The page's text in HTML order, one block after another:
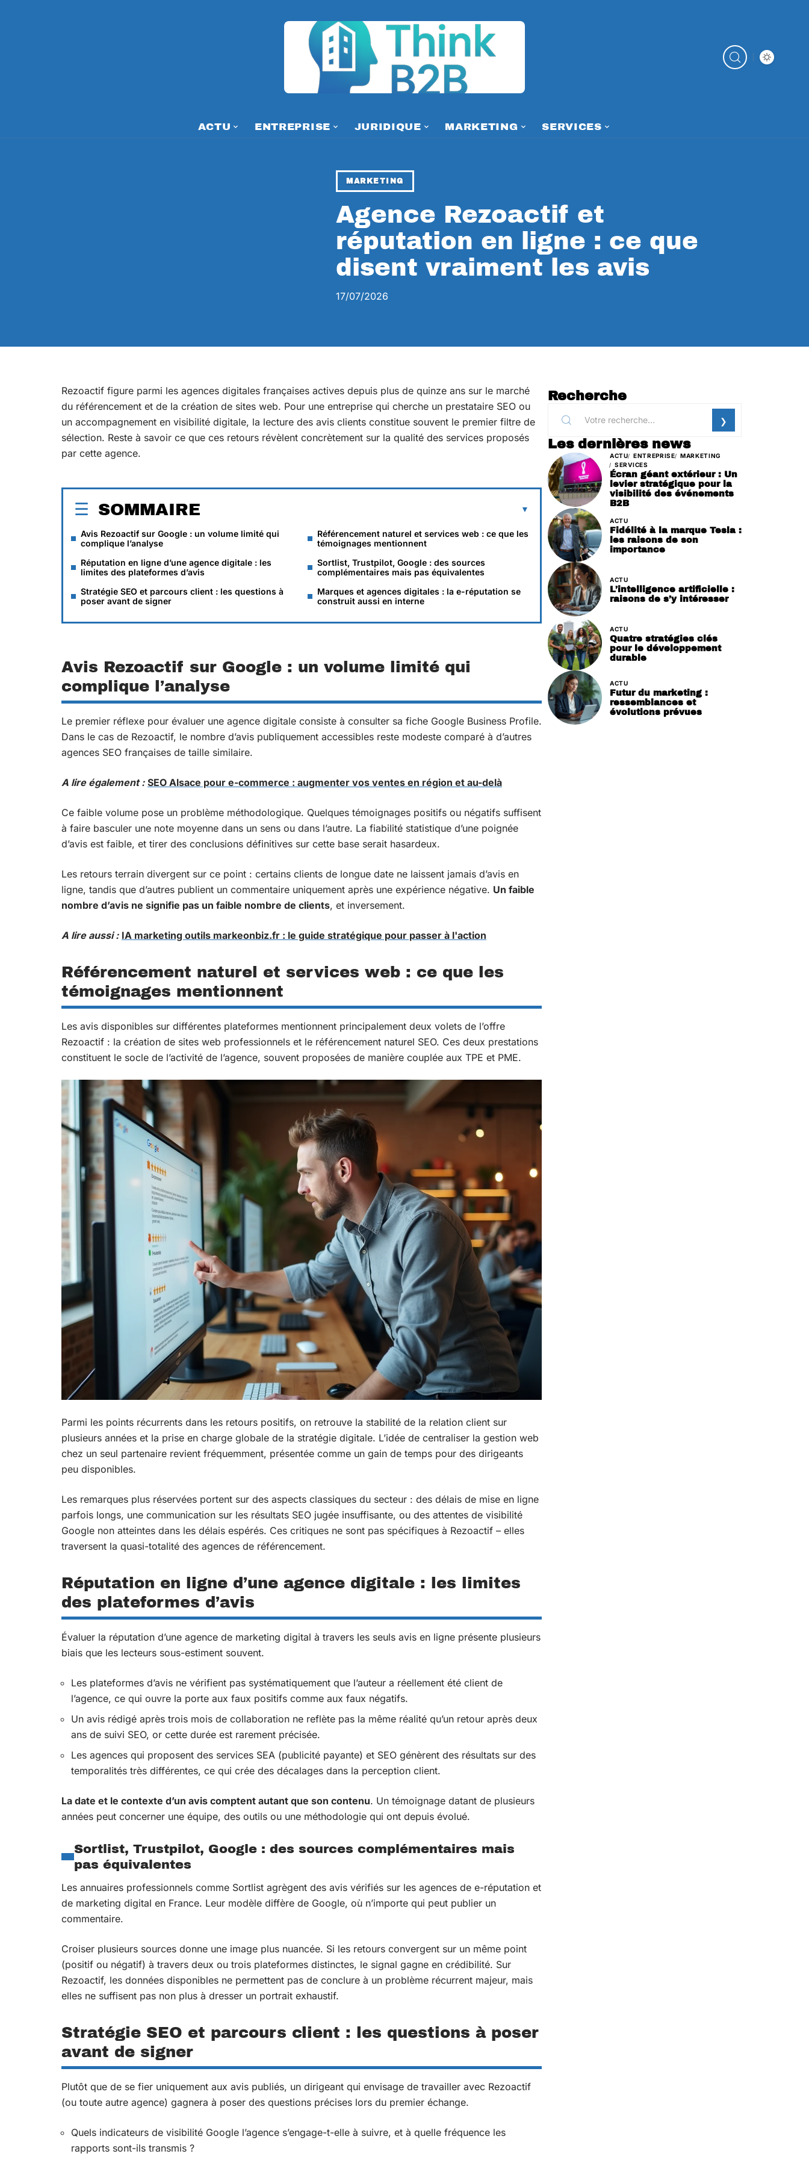
ACTU ENTREPRISE JURIDIQUE MARKETING SERVICES
MARKETING
Agence Rezoactif et
réputation en ligne : ce que
disent vraiment les avis
17/07/2026
Rezoactif figure parmi les agences digitales françaises actives depuis plus de quinze ans sur le marché
du référencement et de la création de sites web. Pour une entreprise qui cherche un prestataire SEO ou
un accompagnement en visibilité digitale, la lecture des avis clients constitue souvent le premier filtre de
sélection. Reste à savoir ce que ces retours révèlent concrètement sur la qualité des services proposés
par cette agence.
SOMMAIRE
Avis Rezoactif sur Google : un volume limité qui
complique l’analyse
Référencement naturel et services web : ce que les
témoignages mentionnent
Réputation en ligne d’une agence digitale : les
limites des plateformes d’avis
Sortlist, Trustpilot, Google : des sources
complémentaires mais pas équivalentes
Stratégie SEO et parcours client : les questions à
poser avant de signer
Marques et agences digitales : la e-réputation se
construit aussi en interne
Avis Rezoactif sur Google : un volume limité qui
complique l’analyse
Le premier réflexe pour évaluer une agence digitale consiste à consulter sa fiche Google Business Profile.
Dans le cas de Rezoactif, le nombre d’avis publiquement accessibles reste modeste comparé à d’autres
agences SEO françaises de taille similaire.
A lire également : SEO Alsace pour e-commerce : augmenter vos ventes en région et au-delà
Ce faible volume pose un problème méthodologique. Quelques témoignages positifs ou négatifs suffisent
à faire basculer une note moyenne dans un sens ou dans l’autre. La fiabilité statistique d’une poignée
d’avis est faible, et tirer des conclusions définitives sur cette base serait hasardeux.
Les retours terrain divergent sur ce point : certains clients de longue date ne laissent jamais d’avis en
ligne, tandis que d’autres publient un commentaire uniquement après une expérience négative. Un faible
nombre d’avis ne signifie pas un faible nombre de clients, et inversement.
A lire aussi : IA marketing outils markeonbiz.fr : le guide stratégique pour passer à l'action
Référencement naturel et services web : ce que les
témoignages mentionnent
Les avis disponibles sur différentes plateformes mentionnent principalement deux volets de l’offre
Rezoactif : la création de sites web professionnels et le référencement naturel SEO. Ces deux prestations
constituent le socle de l’activité de l’agence, souvent proposées de manière couplée aux TPE et PME.
Parmi les points récurrents dans les retours positifs, on retrouve la stabilité de la relation client sur
plusieurs années et la prise en charge globale de la stratégie digitale. L’idée de centraliser la gestion web
chez un seul partenaire revient fréquemment, présentée comme un gain de temps pour des dirigeants
peu disponibles.
Les remarques plus réservées portent sur des aspects classiques du secteur : des délais de mise en ligne
parfois longs, une communication sur les résultats SEO jugée insuffisante, ou des attentes de visibilité
Google non atteintes dans les délais espérés. Ces critiques ne sont pas spécifiques à Rezoactif – elles
traversent la quasi-totalité des agences de référencement.
Réputation en ligne d’une agence digitale : les limites
des plateformes d’avis
Évaluer la réputation d’une agence de marketing digital à travers les seuls avis en ligne présente plusieurs
biais que les lecteurs sous-estiment souvent.
Les plateformes d’avis ne vérifient pas systématiquement que l’auteur a réellement été client de
l’agence, ce qui ouvre la porte aux faux positifs comme aux faux négatifs.
Un avis rédigé après trois mois de collaboration ne reflète pas la même réalité qu’un retour après deux
ans de suivi SEO, or cette durée est rarement précisée.
Les agences qui proposent des services SEA (publicité payante) et SEO génèrent des résultats sur des
temporalités très différentes, ce qui crée des décalages dans la perception client.
La date et le contexte d’un avis comptent autant que son contenu. Un témoignage datant de plusieurs
années peut concerner une équipe, des outils ou une méthodologie qui ont depuis évolué.
Sortlist, Trustpilot, Google : des sources complémentaires mais
pas équivalentes
Les annuaires professionnels comme Sortlist agrègent des avis vérifiés sur les agences de e-réputation et
de marketing digital en France. Leur modèle diffère de Google, où n’importe qui peut publier un
commentaire.
Croiser plusieurs sources donne une image plus nuancée. Si les retours convergent sur un même point
(positif ou négatif) à travers deux ou trois plateformes distinctes, le signal gagne en crédibilité. Sur
Rezoactif, les données disponibles ne permettent pas de conclure à un problème récurrent majeur, mais
elles ne suffisent pas non plus à dresser un portrait exhaustif.
Stratégie SEO et parcours client : les questions à poser
avant de signer
Plutôt que de se fier uniquement aux avis publiés, un dirigeant qui envisage de travailler avec Rezoactif
(ou toute autre agence) gagnera à poser des questions précises lors du premier échange.
Quels indicateurs de visibilité Google l’agence s’engage-t-elle à suivre, et à quelle fréquence les
rapports sont-ils transmis ?
Recherche
Les dernières news
ACTU ENTREPRISE
MARKETING
SERVICES
Écran géant extérieur : Un
levier stratégique pour la
visibilité des événements
B2B
ACTU
Fidélité à la marque Tesla :
les raisons de son
importance
ACTU
L’intelligence artificielle :
raisons de s’y intéresser
ACTU
Quatre stratégies clés
pour le développement
durable
ACTU
Futur du marketing :
ressemblances et
évolutions prévues